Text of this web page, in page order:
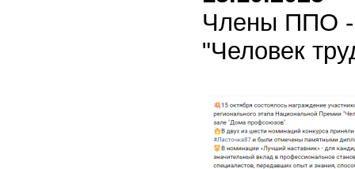
Члены ППО -
"Человек